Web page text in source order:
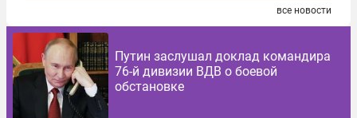
все новости
Путин заслушал доклад командира
76-й дивизии ВДВ о боевой
обстановке